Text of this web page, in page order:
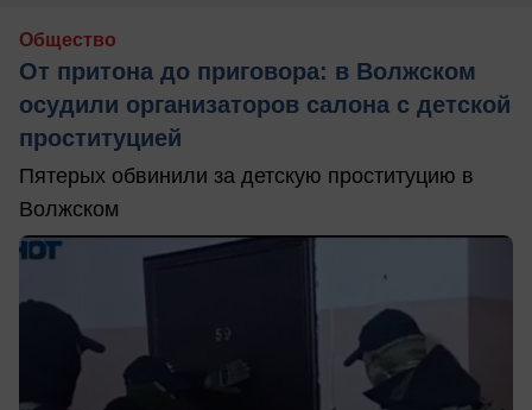
Общество
От притона до приговора: в Волжском
осудили организаторов салона с детской
проституцией
Пятерых обвинили за детскую проституцию в
Волжском